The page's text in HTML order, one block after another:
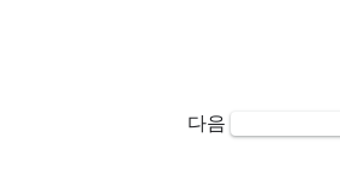
다음